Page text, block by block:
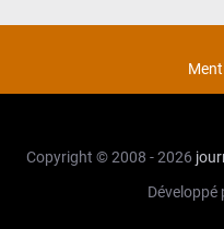
Copyright © 2008 - 2026
Développé